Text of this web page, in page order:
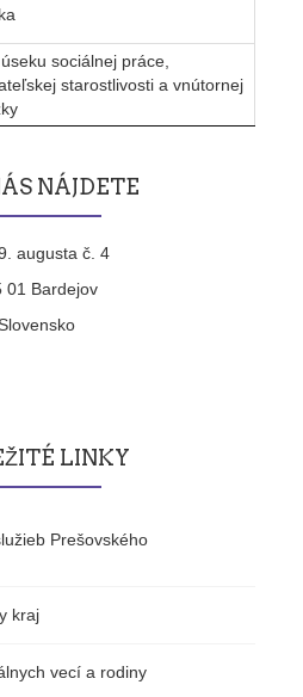
sociálnej práce,
starostlivosti a vnútornej
NÁJDETE
augusta č. 4
01 Bardejov
LINKY
Prešovského
kraj
vecí a rodiny